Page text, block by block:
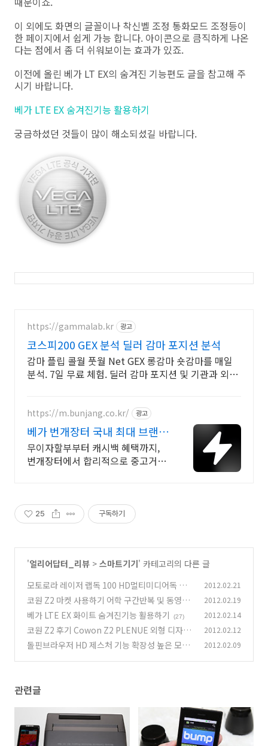
이 외에도 화면의 글꼴이나 착신벨 조정 통화모드 조정등이
한 페이지에서 쉽게 가능 합니다. 아이콘으로 큼직하게 나온
다는 점에서 좀 더 쉬워보이는 효과가 있죠.
이전에 올린 베가 LT EX의 숨겨진 기능편도 글을 참고해 주
시기 바랍니다.
베가 LTE EX 숨겨진기능 활용하기
궁금하셨던 것들이 많이 해소되셨길 바랍니다.
https://gammalab.kr 광고
코스피200 GEX 분석 딜러 감마 포지션 분석
감마 플립 콜월 풋월 Net GEX 롱감마 숏감마를 매일
분석. 7일 무료 체험. 딜러 감마 포지션 및 기관과 외국
https://m.bunjang.co.kr/ 광고
베가 번개장터 국내 최대 브랜드
중고거래
무이자할부부터 캐시백 혜택까지,
번개장터에서 합리적으로 중고거래
25 구독하기
'얼리어답터_리뷰 > 스마트기기' 카테고리의 다른 글
모토로라 레이저 랩독 100 HD멀티미디어독 사
용기
(14)
2012.02.21
코원 Z2 마켓 사용하기 어학 구간반복 및 동영상
웹서핑 속도
(10)
2012.02.19
베가 LTE EX 화이트 숨겨진기능 활용하기 (27) 2012.02.14
코원 Z2 후기 Cowon Z2 PLENUE 외형 디자인
편
(12)
2012.02.12
돌핀브라우저 HD 제스처 기능 확장성 높은 모바
2012.02.09
관련글